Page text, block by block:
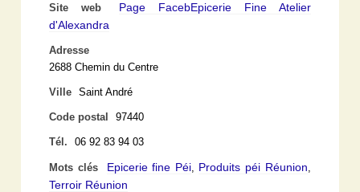
Site web
Page FacebEpicerie Fine Atelier
d'Alexandra
Adresse
2688 Chemin du Centre
Ville Saint André
Code postal 97440
Tél. 06 92 83 94 03
Mots clés Epicerie fine Péi, Produits péi Réunion
Terroir Réunion